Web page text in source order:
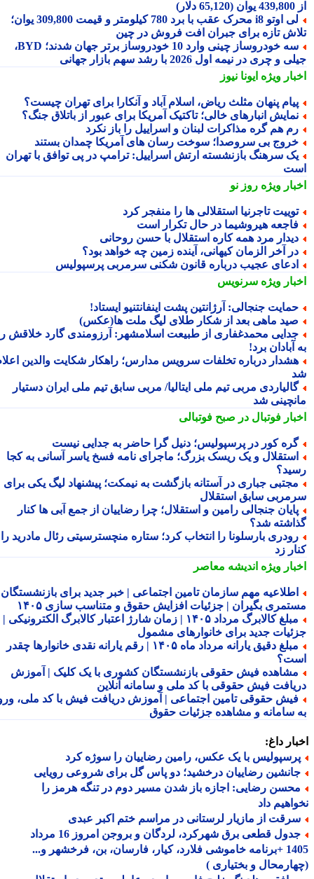
لی اوتو i8 محرک عقب با برد 780 کیلومتر و قیمت 309,800 یوان؛
تازه برای جبران افت فروش در چین
سه خودروساز چینی وارد 10 خودروساز برتر جهان شدند؛ BYD،
چری در نیمه اول 2026 با رشد سهم بازار جهانی
ویژهایونا نیوز
پنهان مثلث ریاض، اسلام آباد و آنکارا برای تهران چیست؟
انبارهای خالی؛ تاکتیک آمریکا برای عبور از باتلاق جنگ؟
هم گره مذاکرات لبنان و اسراییل را باز نکرد
بی سروصدا؛ سوخت رسان های آمریکا چمدان بستند
سرهنگ بازنشسته ارتش اسراییل: ترامپ در پی توافق با تهران
ویژهروز نو
تاجرنیا استقلالی ها را منفجر کرد
هیروشیما در حال تکرار است
مرد همه کاره استقلال با حسن روحانی
آخر الزمان کیهانی، آینده زمین چه خواهد بود؟
عجیب درباره قانون شکنی سرمربی پرسپولیس
ویژهسرنویس
جنجالی: آرژانتین پشت اینفانتنیو ایستاد!
ماهی بعد از شکار طلای لیگ ملت ها(عکس)
محمدغفاری از طبیعت اسلامشهر: آرزومندی گارد خلاقش را
آبادان برد!
درباره تخلفات سرویس مدارس؛ راهکار شکایت والدین اعلام
مربی تیم ملی ایتالیا/ مربی سابق تیم ملی ایران دستیار
شد
فوتبال در صبح فوتبالی
کور در پرسپولیس؛ دنیل گرا حاضر به جدایی نیست
و یک ریسک بزرگ؛ ماجرای نامه فسخ یاسر آسانی به کجا
جباری در آستانه بازگشت به نیمکت؛ پیشنهاد لیگ یکی برای
سابق استقلال
جنجالی رامین و استقلال؛ چرا رضاییان از جمع آبی ها کنار
شد؟
بارسلونا را انتخاب کرد؛ ستاره منچسترسیتی رئال مادرید را
زد
ویژهاندیشه معاصر
مهم سازمان تامین اجتماعی | خبر جدید برای بازنشستگان و
بگیران | جزئیات افزایش حقوق و متناسب سازی ۱۴۰۵
مبلغ کالابرگ مرداد ۱۴۰۵ | زمان شارژ اعتبار کالابرگ الکترونیکی |
جدید برای خانوارهای مشمول
مبلغ دقیق یارانه مرداد ماه ۱۴۰۵ | رقم یارانه نقدی خانوارها چقدر
فیش حقوقی بازنشستگان کشوری با یک کلیک | آموزش
فیش حقوقی با کد ملی و سامانه آنلاین
حقوقی تامین اجتماعی | آموزش دریافت فیش با کد ملی، ورود
سامانه و مشاهده جزئیات حقوق
داغ:
با یک عکس، رامین رضاییان را سوژه کرد
رضاییان درخشید؛ دو پاس گل برای شروعی رویایی
رضایی: اجازه باز شدن مسیر دوم در تنگه هرمز را
داد
از مازیار لرستانی در مراسم ختم اکبر عبدی
جدول قطعی برق شهرکرد، لردگان و بروجن امروز 16 مرداد
1405 +برنامه خاموشی فلارد، کیار، فارسان، بن، فرخشهر و...
و بختیاری )